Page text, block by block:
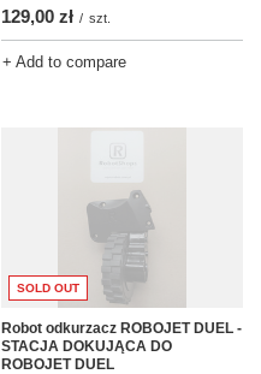
129,00 zł / szt.
+ Add to compare
SOLD OUT
Robot odkurzacz ROBOJET DUEL -
STACJA DOKUJĄCA DO
ROBOJET DUEL